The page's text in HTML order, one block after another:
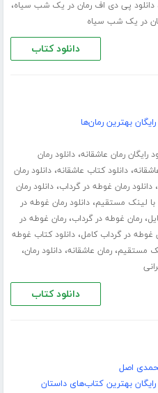
دانلود پی دی اف رمان در یک شب سیاه،
در یک شب سیاه
دانلود کتاب
رایگان بهترین رمان‌ها
رایگان رمان عاشقانه،دانلود رمان
،دانلود کتاب عاشقانه،دانلود رمان
،دانلود رمان غوطه در گرداب،دانلود رمان
با لینک مستقیم،دانلود رمان غوطه در
،رمان غوطه در گرداب،رمان غوطه در
،دانلود کتاب غوطه
مستقیم،رمان عاشقانه،دانلود رمان،
دانلود کتاب
اصل
رایگان بهترین کتاب‌های داستان